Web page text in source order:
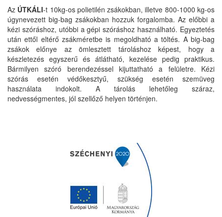
Az ÚTKÁLI-t 10kg-os polietilén zsákokban, illetve 800-1000 kg-os
úgynevezett big-bag zsákokban hozzuk forgalomba. Az előbbi a
kézi szóráshoz, utóbbi a gépi szóráshoz használható. Egyeztetés
után ettől eltérő zsákméretbe is megoldható a töltés. A big-bag
zsákok előnye az ömlesztett tároláshoz képest, hogy a
készletezés egyszerű és átlátható, kezelése pedig praktikus.
Bármilyen szóró berendezéssel kijuttatható a felületre. Kézi
szórás esetén védőkesztyű, szükség esetén szemüveg
használata indokolt. A tárolás lehetőleg száraz,
nedvességmentes, jól szellőző helyen történjen.